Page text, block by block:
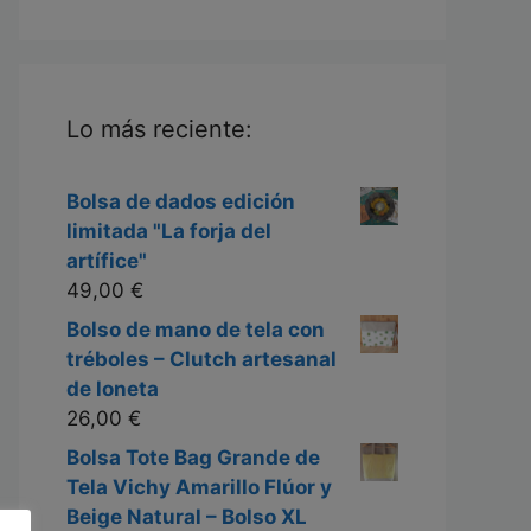
Lo más reciente:
Bolsa de dados edición
limitada "La forja del
artífice"
49,00 €
Bolso de mano de tela con
tréboles – Clutch artesanal
de loneta
26,00 €
Bolsa Tote Bag Grande de
Tela Vichy Amarillo Flúor y
Beige Natural – Bolso XL